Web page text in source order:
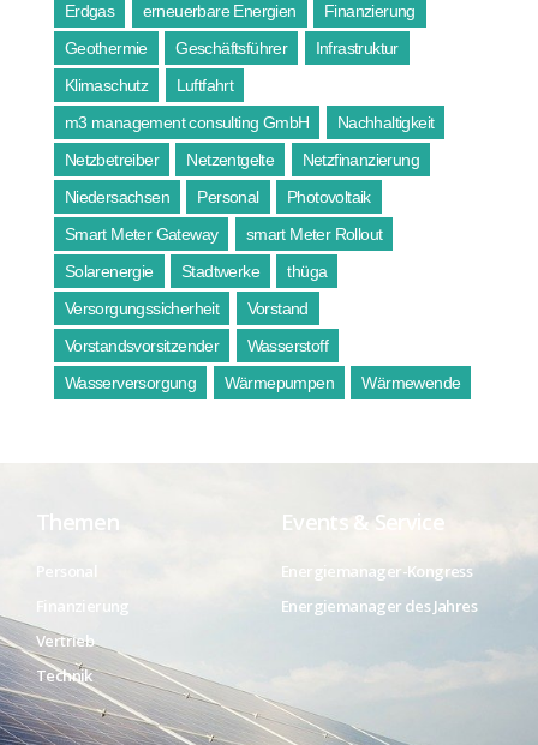
Erdgas
erneuerbare Energien
Finanzierung
Geothermie
Geschäftsführer
Infrastruktur
Klimaschutz
Luftfahrt
m3 management consulting GmbH
Nachhaltigkeit
Netzbetreiber
Netzentgelte
Netzfinanzierung
Niedersachsen
Personal
Photovoltaik
Smart Meter Gateway
smart Meter Rollout
Solarenergie
Stadtwerke
thüga
Versorgungssicherheit
Vorstand
Vorstandsvorsitzender
Wasserstoff
Wasserversorgung
Wärmepumpen Wärmewende
Themen
Finanzierung
Vertrieb
Technik
Events & Service
Energiemanager-Kongress
Energiemanager des Jahres